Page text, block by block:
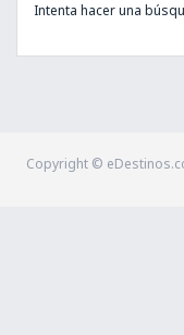
Intenta hacer una
Copyright ©